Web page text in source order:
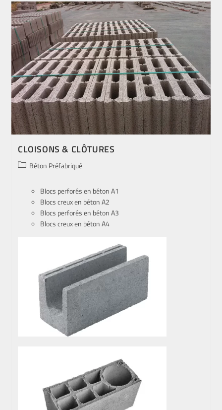
CLOISONS & CLÔTURES
Béton Préfabriqué
Blocs perforés en béton A1
Blocs creux en béton A2
Blocs perforés en béton A3
Blocs creux en béton A4